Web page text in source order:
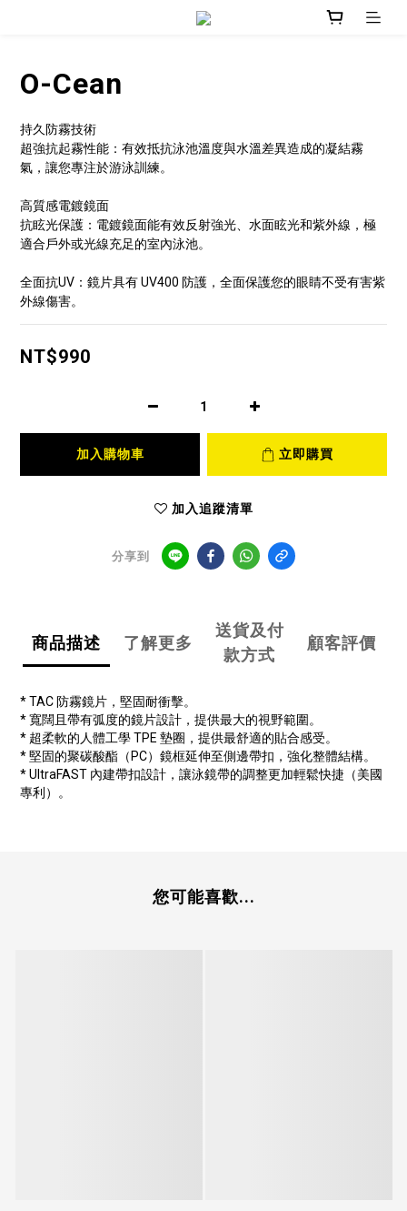
O-Cean
持久防霧技術
超強抗起霧性能：有效抵抗泳池溫度與水溫差異造成的凝結霧
氣，讓您專注於游泳訓練。
高質感電鍍鏡面
抗眩光保護：電鍍鏡面能有效反射強光、水面眩光和紫外線，極
適合戶外或光線充足的室內泳池。
全面抗UV：鏡片具有 UV400 防護，全面保護您的眼睛不受有害紫
外線傷害。
NT$990
加入購物車 立即購買
加入追蹤清單
分享到
商品描述 了解更多
送貨及付
款方式
顧客評價
* TAC 防霧鏡片，堅固耐衝擊。
* 寬闊且帶有弧度的鏡片設計，提供最大的視野範圍。
* 超柔軟的人體工學 TPE 墊圈，提供最舒適的貼合感受。
* 堅固的聚碳酸酯（PC）鏡框延伸至側邊帶扣，強化整體結構。
* UltraFAST 內建帶扣設計，讓泳鏡帶的調整更加輕鬆快捷（美國
專利）。
您可能喜歡...